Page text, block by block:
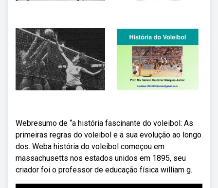
Webresumo de “a história fascinante do voleibol: As
primeiras regras do voleibol e a sua evolução ao longo
dos. Weba história do voleibol começou em
massachusetts nos estados unidos em 1895, seu
criador foi o professor de educação física william g.